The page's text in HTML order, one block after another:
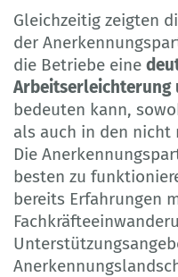
Gleichzeitig zeigten
der
die Betriebe eine
Arbeitserleichterung
bedeuten kann,
als auch in den nicht
Die
besten zu
bereits Erfahrungen